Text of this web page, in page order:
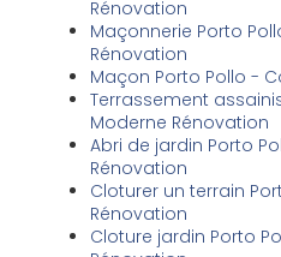
Rénovation
Maçonnerie Porto
Rénovation
Maçon Porto Pollo -
Terrassement
Moderne Rénovation
Abri de jardin Porto
Rénovation
Cloturer un terrain
Rénovation
Cloture jardin Porto